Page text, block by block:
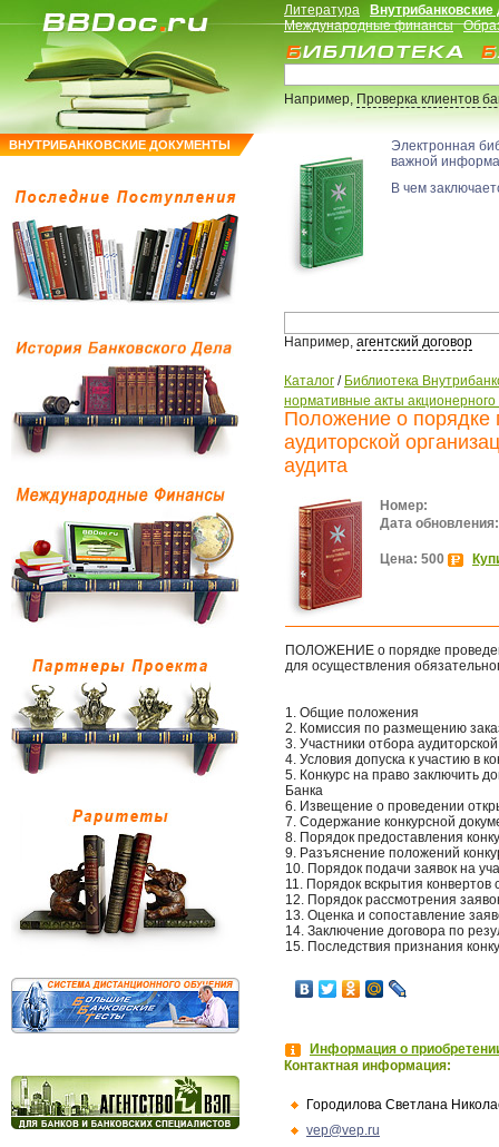
ВНУТРИБАНКОВСКИЕ ДОКУМЕНТЫ
Литература
Международные финансы
Например,Проверка клиентов
Электронная
важной
В чем
Например, агентский договор
Каталог / Библиотека
нормативные акты
Положение о порядке
аудиторской
аудита
Номер:
Дата обновления:
Цена: 500
ПОЛОЖЕНИЕ о порядке
для осуществления
1. Общие положения
2. Комиссия по размещению
3. Участники отбора
4. Условия допуска к участию в
5. Конкурс на право заключить
Банка
6. Извещение о проведении
7. Содержание конкурсной
8. Порядок предоставления
9. Разъяснение положений
10. Порядок подачи заявок на
11. Порядок вскрытия конвертов
12. Порядок рассмотрения
13. Оценка и сопоставление
14. Заключение договора по
15. Последствия признания
Информация о
Контактная информация:
Городилова Светлана
vep@vep.ru